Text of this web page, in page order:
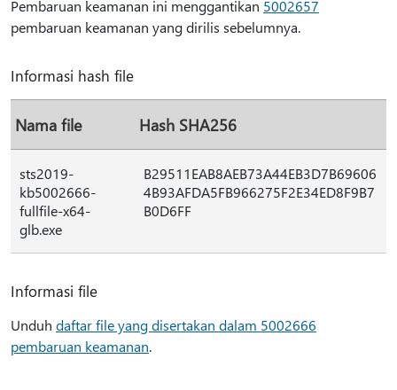
Pembaruan keamanan ini menggantikan 5002657
pembaruan keamanan yang dirilis sebelumnya.
Informasi hash file
Nama file Hash SHA256
sts2019-
kb5002666-
fullfile-x64-
glb.exe
B29511EAB8AEB73A44EB3D7B69606
4B93AFDA5FB966275F2E34ED8F9B7
B0D6FF
Informasi file
Unduh daftar file yang disertakan dalam 5002666
pembaruan keamanan.